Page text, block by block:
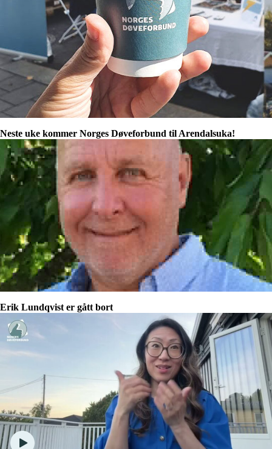
Neste uke kommer Norges Døveforbund til Arendalsuka!
Erik Lundqvist er gått bort